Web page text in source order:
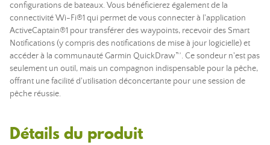
configurations de bateaux. Vous bénéficierez également de la
connectivité Wi-Fi®1 qui permet de vous connecter à l'application
ActiveCaptain®1 pour transférer des waypoints, recevoir des Smart
Notifications (y compris des notifications de mise à jour logicielle) et
accéder à la communauté Garmin QuickDraw™. Ce sondeur n'est pas
seulement un outil, mais un compagnon indispensable pour la pêche,
offrant une facilité d'utilisation déconcertante pour une session de
pêche réussie.
Détails du produit